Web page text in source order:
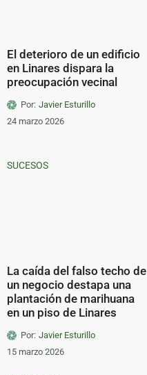
El deterioro de un edificio
en Linares dispara la
preocupación vecinal
Por: Javier Esturillo
24 marzo 2026
SUCESOS
La caída del falso techo de
un negocio destapa una
plantación de marihuana
en un piso de Linares
Por: Javier Esturillo
15 marzo 2026